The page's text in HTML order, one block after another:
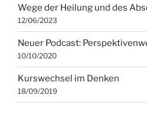
Wege der Heilung und des
12/06/2023
Neuer Podcast:
10/10/2020
Kurswechsel im Denken
18/09/2019